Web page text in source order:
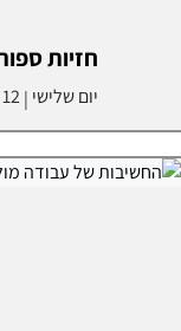
חזיות
יום שלישי |12 מאי 2026